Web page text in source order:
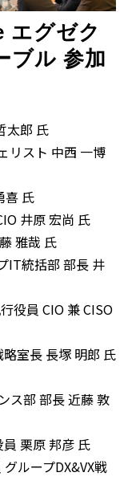
グゼク
ル 参加
太郎 氏
リスト 中西 一博
喜 氏
井原 宏尚 氏
雅哉 氏
IT統括部 部長 井
役員 CIO 兼 CISO
室長 長塚 明郎 氏
ス部 部長 近藤 敦
栗原 邦彦 氏
ループDX&VX戦